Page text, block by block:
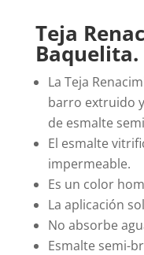
Teja
Baquelita.
La Teja
barro extruido
de esmalte
El esmalte
impermeable.
Es un color
La aplicación
No absorbe
Esmalte semi-